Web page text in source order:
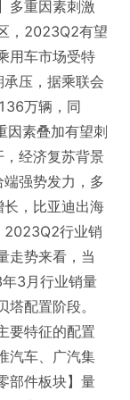
多重因素刺激
，2023Q2有望
用车市场受特
压，据乘联会
万辆，同
素叠加有望刺
经济复苏背景
强势发力，多
，比亚迪出海
2023Q2行业销
走势来看，当
3月行业销量
配置阶段。
要特征的配置
汽车、广汽集
部件板块】量